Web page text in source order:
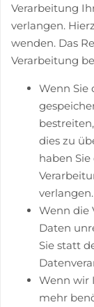
Verarbeitung
verlangen.
wenden. Das
Verarbeitung
Wenn Sie
dies zu
haben
verlangen.
Wenn die
Daten
Sie statt
Wenn wir
mehr